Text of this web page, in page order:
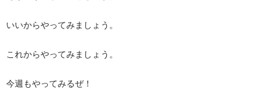
いいからやってみましょう。
これからやってみましょう。
今週もやってみるぜ！